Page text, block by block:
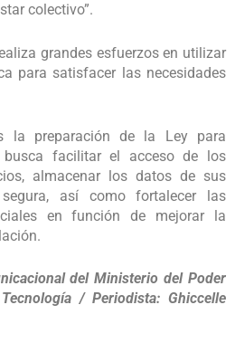
colectivo”.
grandes esfuerzos en utilizar
para satisfacer las necesidades
la preparación de la Ley para
busca facilitar el acceso de los
almacenar los datos de sus
así como fortalecer las
en función de mejorar la
del Ministerio del Poder
/ Periodista: Ghiccelle